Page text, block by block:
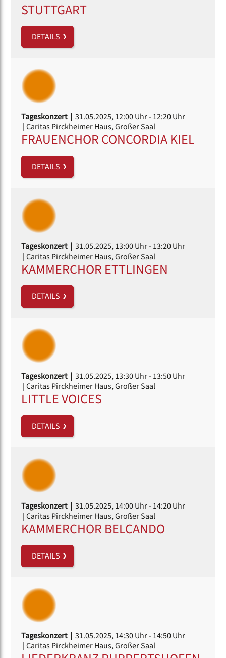
STUTTGART
DETAILS
Tageskonzert | 31.05.2025, 12:00 Uhr- 12:20 Uhr
| Caritas Pirckheimer Haus, Großer Saal
FRAUENCHOR CONCORDIA KIEL
DETAILS
Tageskonzert | 31.05.2025, 13:00 Uhr- 13:20 Uhr
| Caritas Pirckheimer Haus, Großer Saal
KAMMERCHOR ETTLINGEN
DETAILS
Tageskonzert | 31.05.2025, 13:30 Uhr- 13:50 Uhr
| Caritas Pirckheimer Haus, Großer Saal
LITTLE VOICES
DETAILS
Tageskonzert | 31.05.2025, 14:00 Uhr- 14:20 Uhr
| Caritas Pirckheimer Haus, Großer Saal
KAMMERCHOR BELCANDO
DETAILS
Tageskonzert | 31.05.2025, 14:30 Uhr- 14:50 Uhr
| Caritas Pirckheimer Haus, Großer Saal